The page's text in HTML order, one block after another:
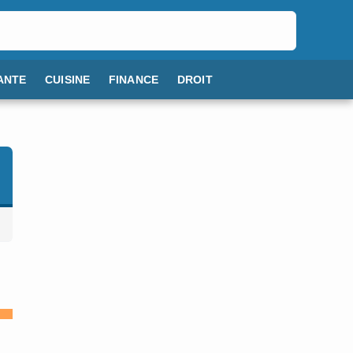
CUISINE FINANCE DROIT